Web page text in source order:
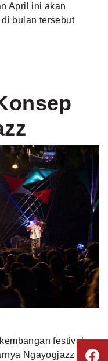
April ini akan
bulan tersebut
festival
Ngayogjazz